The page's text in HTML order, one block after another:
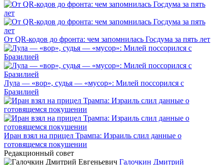
От QR-кодов до фронта: чем запомнилась Госдума за пять лет
Лула — «вор», судья — «мусор»: Милей поссорился с
Бразилией
Иран взял на прицел Трампа: Израиль слил данные о
готовящемся покушении
Редакционный совет
Галочкин Дмитрий